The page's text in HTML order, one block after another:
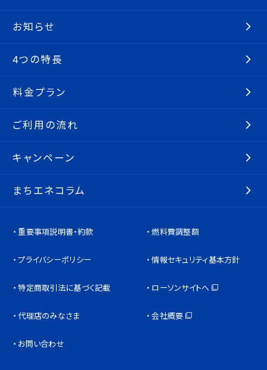
お知らせ
4つの特長
料金プラン
ご利用の流れ
キャンペーン
まちエネコラム
重要事項説明書・約款 燃料費調整額
プライバシーポリシー 情報セキュリティ基本方針
特定商取引法に基づく記載 ローソンサイトへ
代理店のみなさま 会社概要
お問い合わせ